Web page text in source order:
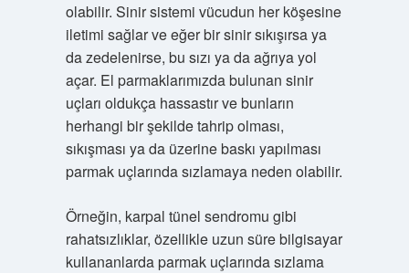
olabilir. Sinir sistemi vücudun her köşesine
iletimi sağlar ve eğer bir sinir sıkışırsa ya
da zedelenirse, bu sızı ya da ağrıya yol
açar. El parmaklarımızda bulunan sinir
uçları oldukça hassastır ve bunların
herhangi bir şekilde tahrip olması,
sıkışması ya da üzerine baskı yapılması
parmak uçlarında sızlamaya neden olabilir.
Örneğin, karpal tünel sendromu gibi
rahatsızlıklar, özellikle uzun süre bilgisayar
kullananlarda parmak uçlarında sızlama